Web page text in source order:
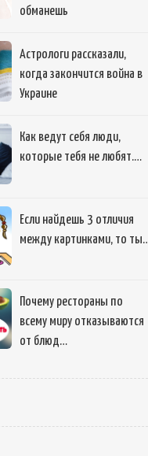
обманешь
Астрологи рассказали,
когда закончится война в
Украине
Как ведут себя люди,
которые тебя не любят.…
Если найдешь 3 отличия
между картинками, то
Почему рестораны по
всему миру отказываются
от блюд…